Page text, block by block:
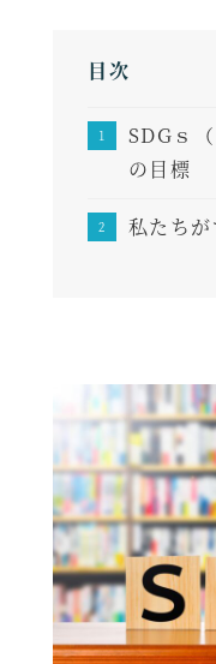
b
o
k
目次
SDGｓ
の目標
私たち